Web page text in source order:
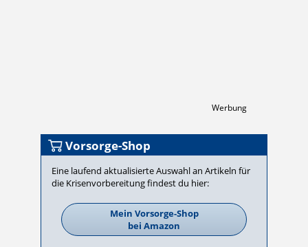
Werbung
Vorsorge-Shop
Eine laufend aktualisierte Auswahl an Artikeln für
die Krisen­vor­be­rei­tung findest du hier:
Mein Vorsorge-Shop
bei Amazon